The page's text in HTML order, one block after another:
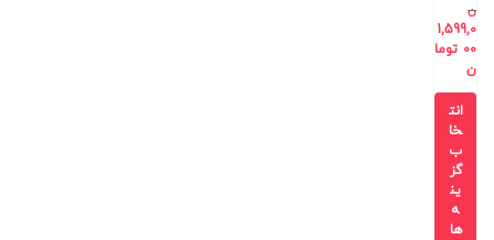
ن
1,599,0
00 توما
ن
انت
خا
ب
گز
ین
ه
ها